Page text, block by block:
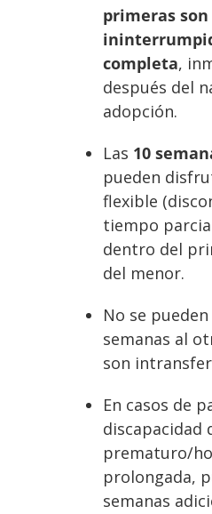
primeras
completa,
después del
adopción.
Las 10
pueden
flexible
tiempo
dentro del
del menor.
No se
semanas al
son
En casos de
discapacidad
prematuro/
prolongada,
semanas